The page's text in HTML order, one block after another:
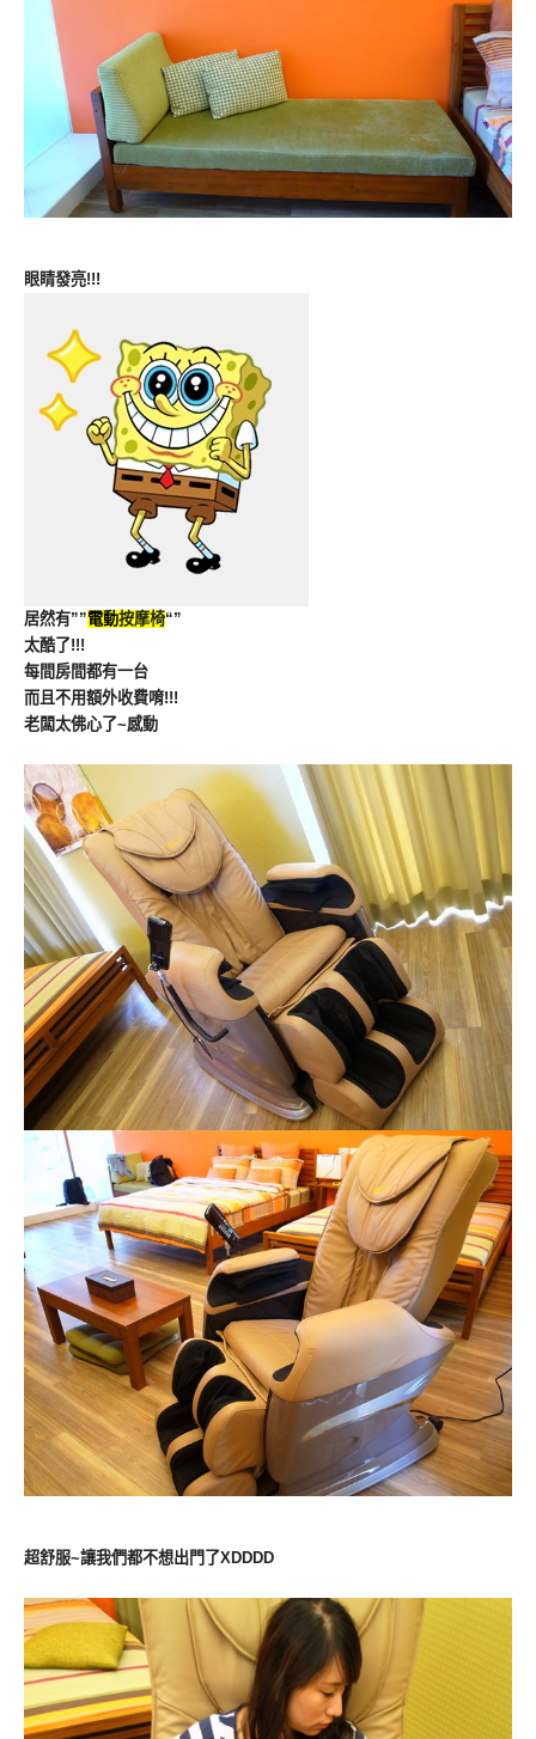
眼睛發亮!!!
居然有””電動按摩椅“”
太酷了!!!
每間房間都有一台
而且不用額外收費唷!!!
老闆太佛心了~感動
超舒服~讓我們都不想出門了XDDDD